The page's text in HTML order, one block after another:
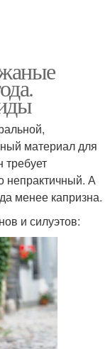
материал для
требует
непрактичный. А
менее капризна.
и силуэтов: